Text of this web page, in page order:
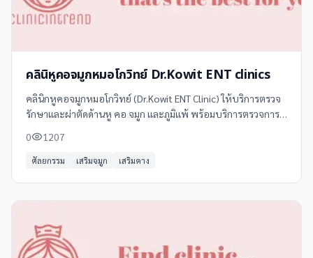
คลินิหูคอจมูกหมอโกวิทย์ Dr.Kowit ENT clinics
คลินิกหูคอจมูกหมอโกวิทย์ (Dr.Kowit ENT Clinic) ให้บริการตรวจ
รักษาและผ่าตัดด้านหู คอ จมูก และภูมิแพ้ พร้อมบริการตรวจการ
ใบหน้า เช่น เสริมจมูก
0 1207
ศัลยกรรม เสริมจมูก เสริมคาง